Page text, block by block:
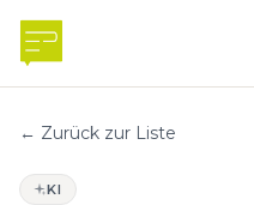
← Zurück zur Liste
KI